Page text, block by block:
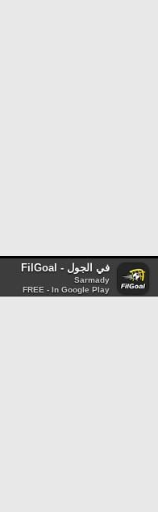
في الجول - FilGoal
Sarmady
FREE - In Google Play